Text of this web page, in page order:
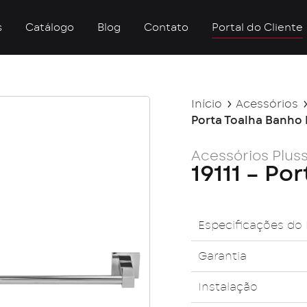
Catálogo Blog Contato Portal do Cliente
Início Acessórios
Porta Toalha Banho
Acessórios Pluss
19111 –
Especificações do
Garantia
Instalação